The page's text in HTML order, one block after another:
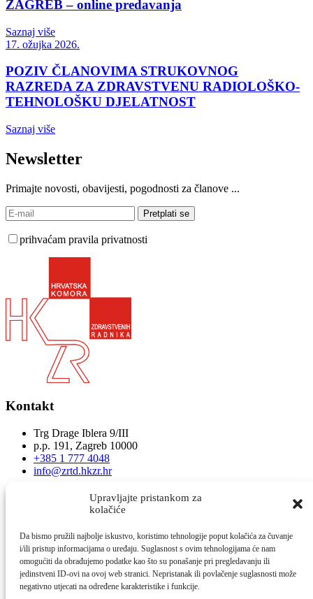
Upravljajte pristankom za
kolačiće
Da bismo pružili najbolje iskustvo, koristimo tehnologije poput kolačića za čuvanje
i/ili pristup informacijama o uređaju. Suglasnost s ovim tehnologijama će nam
omogućiti da obrađujemo podatke kao što su ponašanje pri pregledavanju ili
jedinstveni ID-ovi na ovoj web stranici. Nepristanak ili povlačenje suglasnosti može
negativno utjecati na određene karakteristike i funkcije.
ZAGREB – online predavanja
Saznaj više
17. ožujka 2026.
POZIV ČLANOVIMA STRUKOVNOG
RAZREDA ZA ZDRAVSTVENU RADIOLOŠKO-
TEHNOLOŠKU DJELATNOST
Saznaj više
Newsletter
Primajte novosti, obavijesti, pogodnosti za članove ...
prihvaćam pravila privatnosti
Kontakt
Trg Drage Iblera 9/III
p.p. 191, Zagreb 10000
+385 1 777 4048
info@zrtd.hkzr.hr
Radno vrijeme
10:00 - 14:00
Utorak i Četvrtak:
10:00 - 14:00
Brzi linkovi